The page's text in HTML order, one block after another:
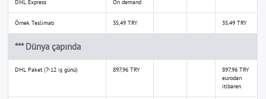
DHL Express On demand
Örnek Teslimatı 35,49 TRY 35,49 TRY
*** Dünya çapında
DHL Paket (7-12 iş günü) 897,96 TRY
897,96 TRY
eurodan
itibaren